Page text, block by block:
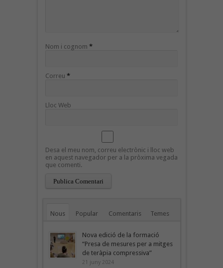
Nom i cognom *
Correu *
Lloc Web
Desa el meu nom, correu electrònic i lloc web
en aquest navegador per a la pròxima vegada
que comenti.
Nous Popular Comentaris Temes
Nova edició de la formació
“Presa de mesures per a mitges
de teràpia compressiva”
21 juny 2024